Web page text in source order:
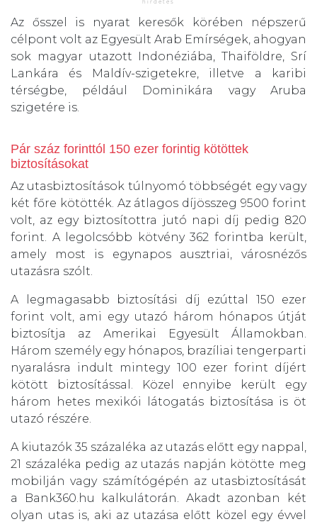
Az ősszel is nyarat keresők körében népszerű
célpont volt az Egyesült Arab Emírségek, ahogyan
sok magyar utazott Indonéziába, Thaiföldre, Srí
Lankára és Maldív-szigetekre, illetve a karibi
térségbe, például Dominikára vagy Aruba
szigetére is.
Pár száz forinttól 150 ezer forintig kötöttek
biztosításokat
Az utasbiztosítások túlnyomó többségét egy vagy
két főre kötötték. Az átlagos díjösszeg 9500 forint
volt, az egy biztosítottra jutó napi díj pedig 820
forint. A legolcsóbb kötvény 362 forintba került,
amely most is egynapos ausztriai, városnézős
utazásra szólt.
A legmagasabb biztosítási díj ezúttal 150 ezer
forint volt, ami egy utazó három hónapos útját
biztosítja az Amerikai Egyesült Államokban.
Három személy egy hónapos, brazíliai tengerparti
nyaralásra indult mintegy 100 ezer forint díjért
kötött biztosítással. Közel ennyibe került egy
három hetes mexikói látogatás biztosítása is öt
utazó részére.
A kiutazók 35 százaléka az utazás előtt egy nappal,
21 százaléka pedig az utazás napján kötötte meg
mobilján vagy számítógépén az utasbiztosítását
a Bank360.hu kalkulátorán. Akadt azonban két
olyan utas is, aki az utazása előtt közel egy évvel